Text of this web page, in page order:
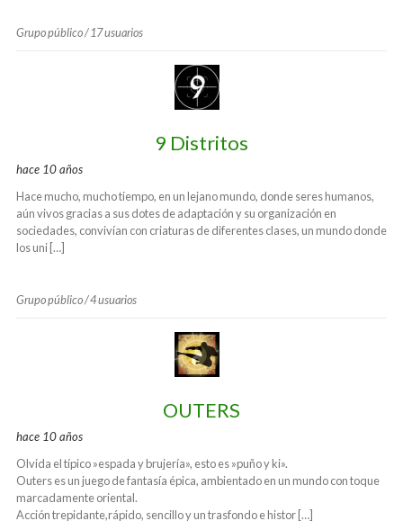
Grupo público / 17 usuarios
9 Distritos
hace 10 años
Hace mucho, mucho tiempo, en un lejano mundo, donde seres humanos,
aún vivos gracias a sus dotes de adaptación y su organización en
sociedades, convivían con criaturas de diferentes clases, un mundo donde
los uni […]
Grupo público / 4 usuarios
OUTERS
hace 10 años
Olvida el típico »espada y brujería», esto es »puño y ki».
Outers es un juego de fantasía épica, ambientado en un mundo con toque
marcadamente oriental.
Acción trepidante,rápido, sencillo y un trasfondo e histor […]